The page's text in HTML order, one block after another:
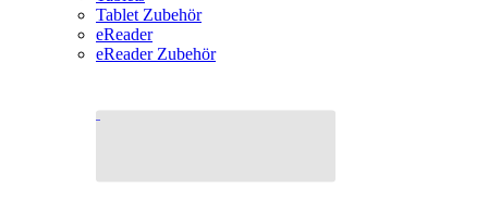
Tablet Zubehör
eReader
eReader Zubehör